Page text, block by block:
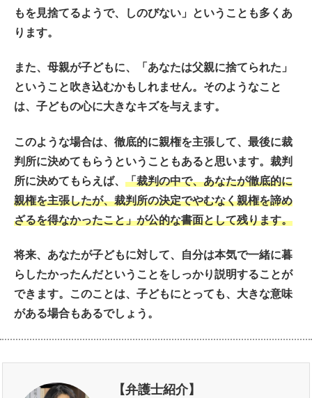
もを見捨てるようで、しのびない」ということも多くあ
ります。
また、母親が子どもに、「あなたは父親に捨てられた」
ということ吹き込むかもしれません。そのようなこと
は、子どもの心に大きなキズを与えます。
このような場合は、徹底的に親権を主張して、最後に裁
判所に決めてもらうということもあると思います。裁判
所に決めてもらえば、 「裁判の中で、あなたが徹底的に
親権を主張したが、裁判所の決定でやむなく親権を諦め
ざるを得なかったこと」が公的な書面として残ります。
将来、あなたが子どもに対して、自分は本気で一緒に暮
らしたかったんだということをしっかり説明することが
できます。このことは、子どもにとっても、大きな意味
がある場合もあるでしょう。
【弁護士紹介】